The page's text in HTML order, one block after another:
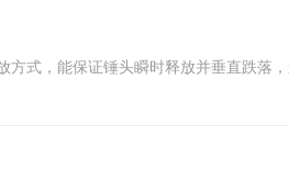
方式，能保证锤头瞬时释放并垂直跌落